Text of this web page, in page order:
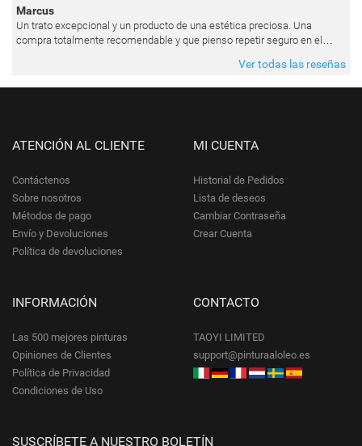
Marcus
Un trato excepcional y un producto de una estética preciosa. Una
compra totalmente recomendable y que pienso repetir seguro en el
Ver todas las reseñas
ATENCIÓN AL CLIENTE
Contáctenos
Sobre nosotros
Métodos de pago
Envío y Devoluciones
Política de devoluciones
MI CUENTA
Historial de Pedidos
Lista de deseos
Cambiar Contraseña
Crear Cuenta
INFORMACIÓN
Las 500 mejores pinturas
Opiniones de Clientes
Política de Privacidad
Condiciones de Uso
CONTACTO
TAOYI LIMITED
support@pinturaaloleo.es
SUSCRÍBETE A NUESTRO BOLETÍN